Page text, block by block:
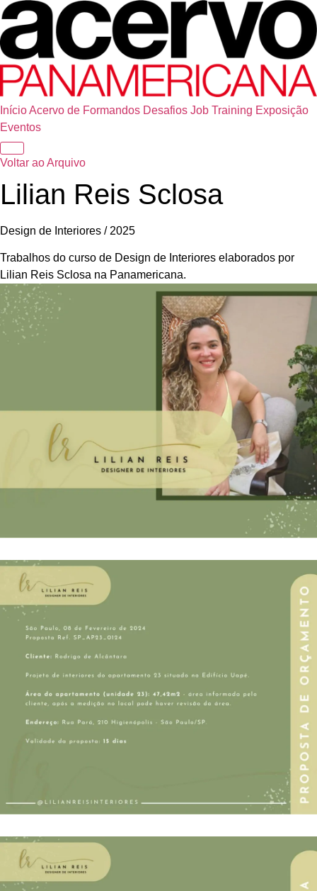
InícioAcervo de Formandos Desafios Job Training Exposição
Eventos
Voltar ao Arquivo
Lilian Reis Sclosa
Design de Interiores / 2025
Trabalhos do curso de Design de Interiores elaborados por
Lilian Reis Sclosa na Panamericana.